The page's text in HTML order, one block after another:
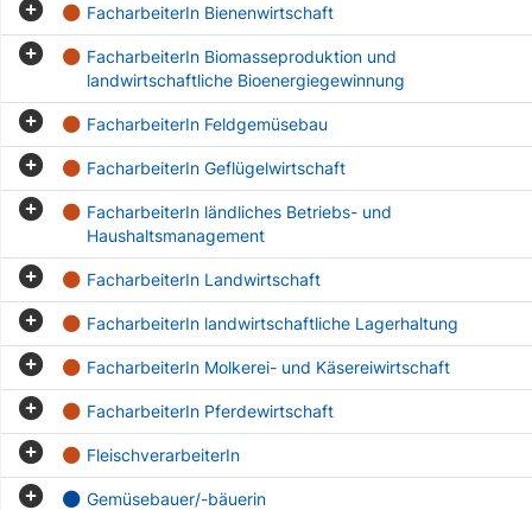
FacharbeiterIn Bienenwirtschaft
FacharbeiterIn Biomasseproduktion und
landwirtschaftliche Bioenergiegewinnung
FacharbeiterIn Feldgemüsebau
FacharbeiterIn Geflügelwirtschaft
FacharbeiterIn ländliches Betriebs- und
Haushaltsmanagement
FacharbeiterIn Landwirtschaft
FacharbeiterIn landwirtschaftliche Lagerhaltung
FacharbeiterIn Molkerei- und Käsereiwirtschaft
FacharbeiterIn Pferdewirtschaft
FleischverarbeiterIn
Gemüsebauer/-bäuerin